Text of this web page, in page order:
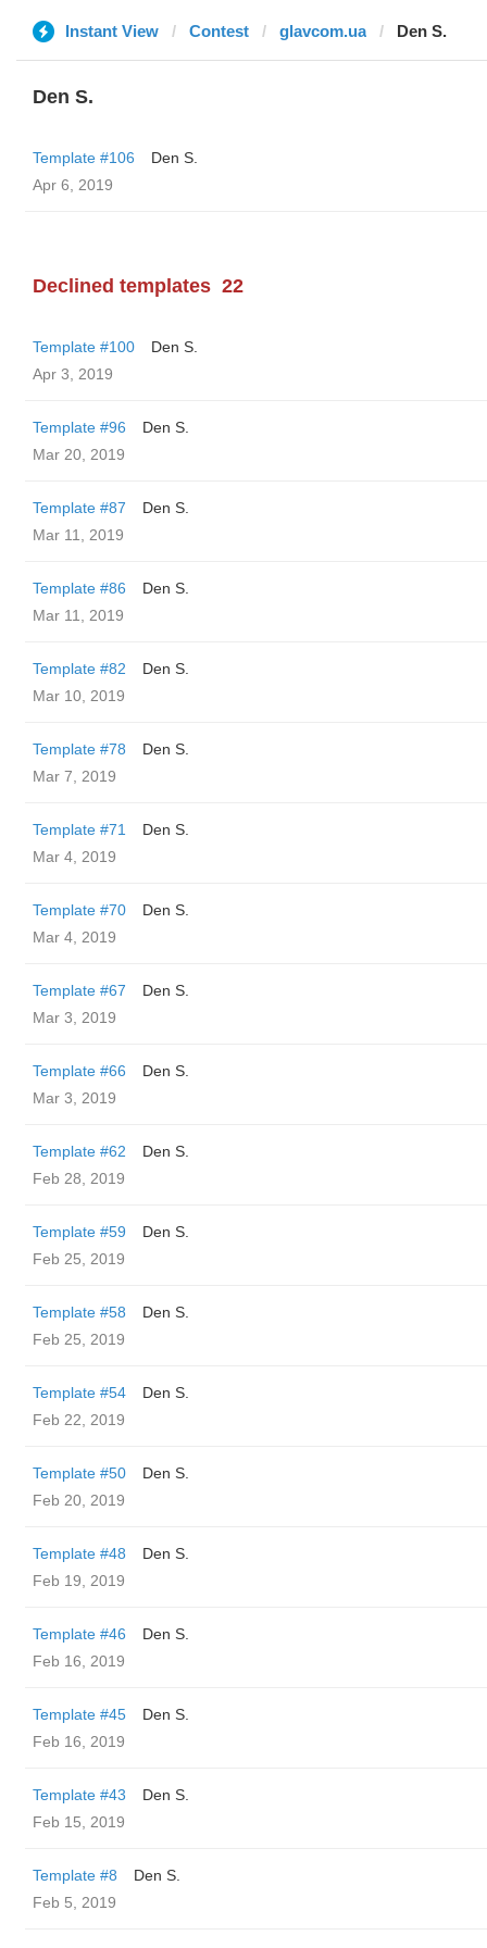
Instant View Contest glavcom.ua Den S.
Den S.
Template #106
Den S.
Apr 6, 2019
Declined templates 22
Template #100
Den S.
Apr 3, 2019
Template #96
Den S.
Mar 20, 2019
Template #87
Den S.
Mar 11, 2019
Template #86
Den S.
Mar 11, 2019
Template #82
Den S.
Mar 10, 2019
Template #78
Den S.
Mar 7, 2019
Template #71
Den S.
Mar 4, 2019
Template #70
Den S.
Mar 4, 2019
Template #67
Den S.
Mar 3, 2019
Template #66
Den S.
Mar 3, 2019
Template #62
Den S.
Feb 28, 2019
Template #59
Den S.
Feb 25, 2019
Template #58
Den S.
Feb 25, 2019
Template #54
Den S.
Feb 22, 2019
Template #50
Den S.
Feb 20, 2019
Template #48
Den S.
Feb 19, 2019
Template #46
Den S.
Feb 16, 2019
Template #45
Den S.
Feb 16, 2019
Template #43
Den S.
Feb 15, 2019
Template #8
Den S.
Feb 5, 2019